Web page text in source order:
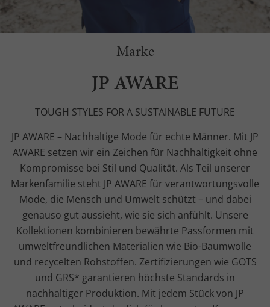
Marke
JP AWARE
TOUGH STYLES FOR A SUSTAINABLE FUTURE
JP AWARE – Nachhaltige Mode für echte Männer. Mit JP
AWARE setzen wir ein Zeichen für Nachhaltigkeit ohne
Kompromisse bei Stil und Qualität. Als Teil unserer
Markenfamilie steht JP AWARE für verantwortungsvolle
Mode, die Mensch und Umwelt schützt – und dabei
genauso gut aussieht, wie sie sich anfühlt. Unsere
Kollektionen kombinieren bewährte Passformen mit
umweltfreundlichen Materialien wie Bio-Baumwolle
und recycelten Rohstoffen. Zertifizierungen wie GOTS
und GRS* garantieren höchste Standards in
nachhaltiger Produktion. Mit jedem Stück von JP